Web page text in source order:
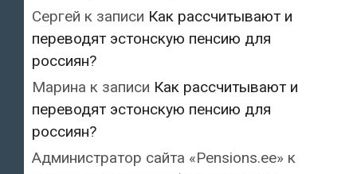
Сергей к записи Как рассчитывают и
переводят эстонскую пенсию для
россиян?
Марина к записи Как рассчитывают и
переводят эстонскую пенсию для
россиян?
Администратор сайта «Pensions.ee» к